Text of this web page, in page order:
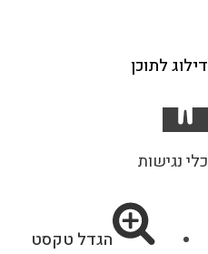
דילוג לתוכן
ס
כלי נגישות
הגדל טקסט